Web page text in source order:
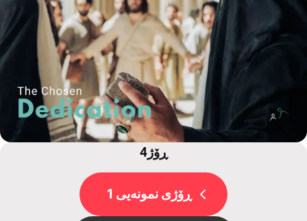
4ڕۆژ
ڕۆژی نمونەیی 1